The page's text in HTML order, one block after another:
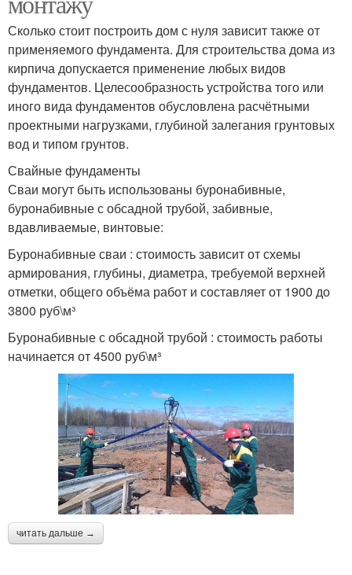
Сколько стоит построить дом с нуля зависит также от
применяемого фундамента. Для строительства дома из
кирпича допускается применение любых видов
фундаментов. Целесообразность устройства того или
иного вида фундаментов обусловлена расчётными
проектными нагрузками, глубиной залегания грунтовых
вод и типом грунтов.
Свайные фундаменты
Сваи могут быть использованы буронабивные,
буронабивные с обсадной трубой, забивные,
вдавливаемые, винтовые:
Буронабивные сваи : стоимость зависит от схемы
армирования, глубины, диаметра, требуемой верхней
отметки, общего объёма работ и составляет от 1900 до
3800 руб\м³
Буронабивные с обсадной трубой : стоимость работы
начинается от 4500 руб\м³
читать дальше →